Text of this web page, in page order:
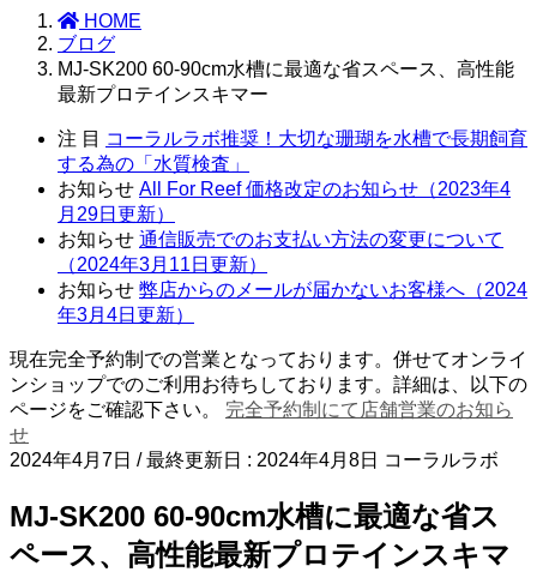
HOME
ブログ
MJ-SK200 60-90cm水槽に最適な省スペース、高性能
最新プロテインスキマー
注 目 コーラルラボ推奨！大切な珊瑚を水槽で長期飼育
する為の「水質検査」
お知らせ All For Reef 価格改定のお知らせ（2023年4
月29日更新）
お知らせ 通信販売でのお支払い方法の変更について
（2024年3月11日更新）
お知らせ 弊店からのメールが届かないお客様へ（2024
年3月4日更新）
現在完全予約制での営業となっております。併せてオンライ
ンショップでのご利用お待ちしております。詳細は、以下の
ページをご確認下さい。 完全予約制にて店舗営業のお知ら
せ
2024年4月7日 / 最終更新日 : 2024年4月8日 コーラルラボ
MJ-SK200 60-90cm水槽に最適な省ス
ペース、高性能最新プロテインスキマ